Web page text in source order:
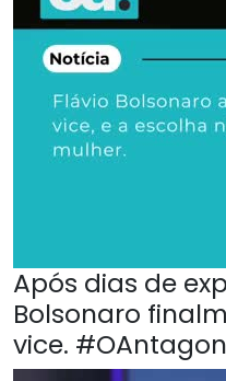
Após dias de
Bolsonaro
vice.